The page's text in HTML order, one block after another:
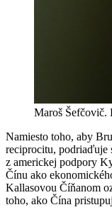
Maroš
Namiesto toho, aby
reciprocitu, podriaďuje
z americkej podpory
Čínu ako
Kallasovou Číňanom
toho, ako Čína